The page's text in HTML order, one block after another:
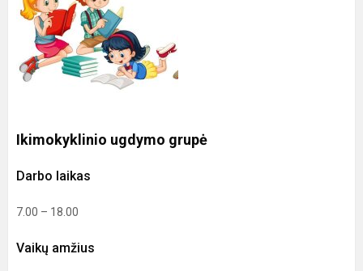
Ikimokyklinio ugdymo grupė
Darbo laikas
7.00 – 18.00
Vaikų amžius